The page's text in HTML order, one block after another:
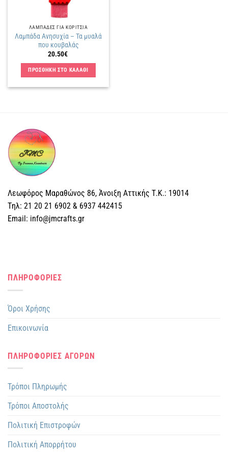
ΛΑΜΠΑΔΕΣ ΓΙΑ ΚΟΡΙΤΣΙΑ
Λαμπάδα Ανησυχία – Τα μυαλά
που κουβαλάς
20.50€
ΠΡΟΣΘΗΚΗ ΣΤΟ ΚΑΛΑΘΙ
Λεωφόρος Μαραθώνος 86, Άνοιξη Αττικής Τ.Κ.: 19014
Tηλ: 21 20 21 6902 & 6937 442415
Email: info@jmcrafts.gr
ΠΛΗΡΟΦΟΡΙΕΣ
Όροι Χρήσης
Επικοινωνία
ΠΛΗΡΟΦΟΡΙΕΣ ΑΓΟΡΩΝ
Τρόποι Πληρωμής
Τρόποι Αποστολής
Πολιτική Επιστροφών
Πολιτική Απορρήτου